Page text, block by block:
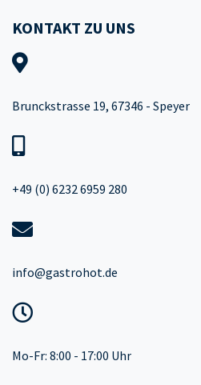
KONTAKT ZU UNS
Brunckstrasse 19, 67346 - Speyer
+49 (0) 6232 6959 280
info@gastrohot.de
Mo-Fr: 8:00 - 17:00 Uhr